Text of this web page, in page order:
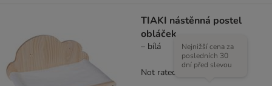
TIAKI nástěnná postel
obláček
– bílá
Nejnižší cena za
posledních 30
dní před slevou
Not rated